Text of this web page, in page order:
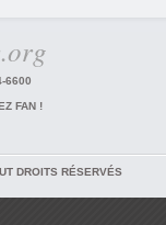
6600
FAN !
DROITS RÉSERVÉS